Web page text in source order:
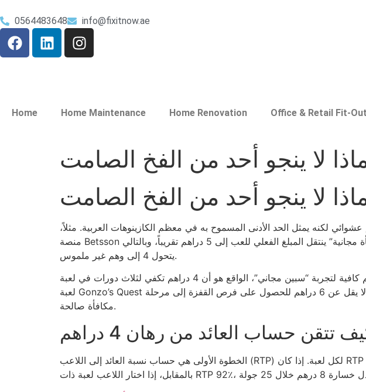
0564483648 info@fixitnow.ae
Home Home Maintenance Home Renovation Office & Retail Fit-Out
وهذا ليس مجرد رقم عشوائي لكنه يمثل الحد الأدنى المسموح به في معظم الكازينوهات العربية. مثلاً،
منصة Betsson يسمح بحد 3.5 درهم كحد أدنى للرهان على بعض الألعاب، لكن عندما يضيفون شرط “مكافأة مجانية” ينتقل المبلغ الفعلي للعب إلى 5 دراهم تقريباً، وبالتالي
يتحول 4 إلى وهم غير ملموس.
وبينما بعض اللاعبين يعتقدون أن 4 دراهم كافية لتجربة “سبين مجاني”، الواقع هو أن 4 دراهم تكفي لثلاث دورات في لعبة Starburst، لكنه لا يغطي أي ربح حقيقي. بالمقارنة،
لعبة Gonzo’s Quest تحتاج إلى رهان لا يقل عن 6 دراهم للحصول على فرص القفزة إلى مرحلة “Free Falls”. إذاً الفارق ليس مجرد أرقام، بل فرق في احتمالية الحصول على
مكافأة صالحة.
تتقن حساب العائد من رهان 4 دراهم
الخطوة الأولى هي حساب نسبة العائد إلى اللاعب (RTP) لكل لعبة. إذا كان RTP للعبة ما 96.5٪، فإن رهان 4 دراهم يعطى توقعاً متوسطاً يبلغ 3.86 درهم على المدى الطويل.